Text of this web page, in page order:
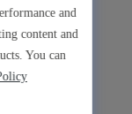
Safety
and
content and
You can